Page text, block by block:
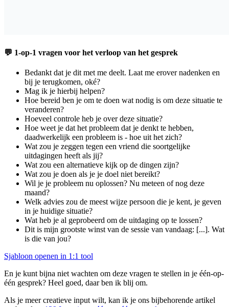
💬 1-op-1 vragen voor het verloop van het gesprek
Bedankt dat je dit met me deelt. Laat me erover nadenken en
bij je terugkomen, oké?
Mag ik je hierbij helpen?
Hoe bereid ben je om te doen wat nodig is om deze situatie te
veranderen?
Hoeveel controle heb je over deze situatie?
Hoe weet je dat het probleem dat je denkt te hebben,
daadwerkelijk een probleem is - hoe uit het zich?
Wat zou je zeggen tegen een vriend die soortgelijke
uitdagingen heeft als jij?
Wat zou een alternatieve kijk op de dingen zijn?
Wat zou je doen als je je doel niet bereikt?
Wil je je probleem nu oplossen? Nu meteen of nog deze
maand?
Welk advies zou de meest wijze persoon die je kent, je geven
in je huidige situatie?
Wat heb je al geprobeerd om de uitdaging op te lossen?
Dit is mijn grootste winst van de sessie van vandaag: [...]. Wat
is die van jou?
Sjabloon openen in 1:1 tool
En je kunt bijna niet wachten om deze vragen te stellen in je één-op-
één gesprek? Heel goed, daar ben ik blij om.
Als je meer creatieve input wilt, kan ik je ons bijbehorende artikel